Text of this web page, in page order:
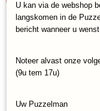
Specificaties
MR Playwood-380824
EAN code
Reacties
U kan via de webshop
langskomen in de
bericht wanneer u
Noteer alvast onze
(9u tem 17u)
Uw Puzzelman